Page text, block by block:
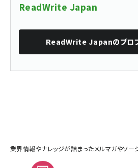
ReadWrite Japan
ReadWrite Japanのプロ
業界情報やナレッジが詰まったメルマガやソー